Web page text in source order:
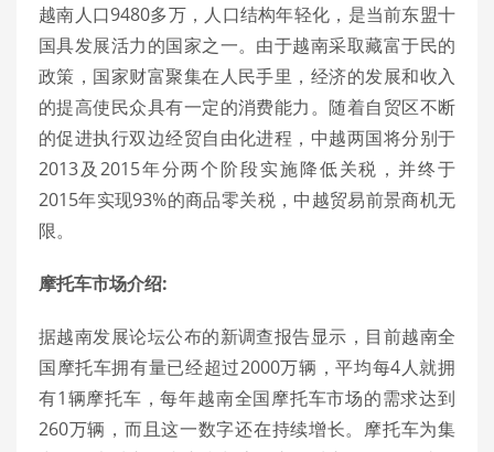
越南人口9480多万，人口结构年轻化，是当前东盟十
国具发展活力的国家之一。由于越南采取藏富于民的
政策，国家财富聚集在人民手里，经济的发展和收入
的提高使民众具有一定的消费能力。随着自贸区不断
的促进执行双边经贸自由化进程，中越两国将分别于
2013及2015年分两个阶段实施降低关税，并终于
2015年实现93%的商品零关税，中越贸易前景商机无
限。
摩托车市场介绍:
据越南发展论坛公布的新调查报告显示，目前越南全
国摩托车拥有量已经超过2000万辆，平均每4人就拥
有1辆摩托车，每年越南全国摩托车市场的需求达到
260万辆，而且这一数字还在持续增长。摩托车为集